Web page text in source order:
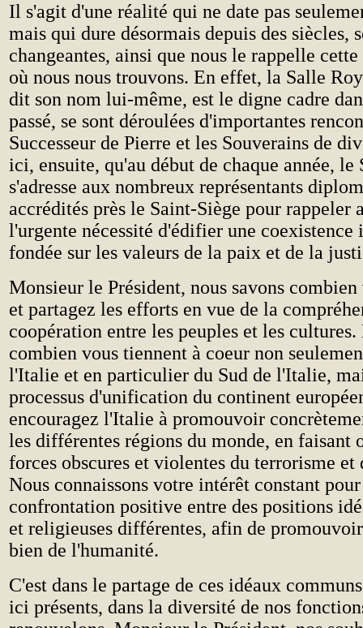
Il s'agit d'une réalité qui ne date pas
mais qui dure désormais depuis des siècles,
changeantes, ainsi que nous le rappelle
où nous nous trouvons. En effet, la Salle
dit son nom lui-même, est le digne cadre
passé, se sont déroulées d'importantes
Successeur de Pierre et les Souverains de
ici, ensuite, qu'au début de chaque année, le
s'adresse aux nombreux représentants
accrédités près le Saint-Siège pour rappeler
l'urgente nécessité d'édifier une coexistence
fondée sur les valeurs de la paix et de la
Monsieur le Président, nous savons
et partagez les efforts en vue de la
coopération entre les peuples et les cultures.
combien vous tiennent à coeur non
l'Italie et en particulier du Sud de l'Italie,
processus d'unification du continent
encouragez l'Italie à promouvoir
les différentes régions du monde, en faisant
forces obscures et violentes du terrorisme et
Nous connaissons votre intérêt constant
confrontation positive entre des positions
et religieuses différentes, afin de
bien de l'humanité.
C'est dans le partage de ces idéaux
ici présents, dans la diversité de nos